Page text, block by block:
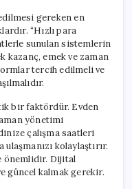
gereken en
“Hızlı para
sunulan sistemlerin
kazanç, emek ve zaman
tercih edilmeli ve
bir faktördür. Evden
yönetimi
çalışma saatleri
kolaylaştırır.
önemlidir. Dijital
güncel kalmak gerekir.